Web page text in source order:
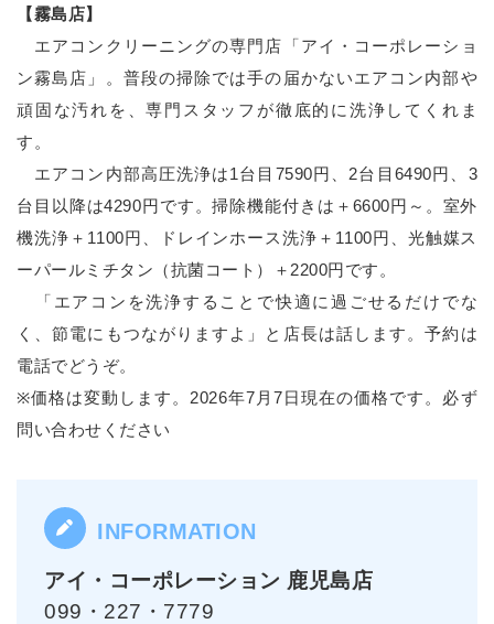
【霧島店】
エアコンクリーニングの専門店「アイ・コーポレーショ
ン霧島店」。普段の掃除では手の届かないエアコン内部や
頑固な汚れを、専門スタッフが徹底的に洗浄してくれま
す。
エアコン内部高圧洗浄は1台目7590円、2台目6490円、3
台目以降は4290円です。掃除機能付きは＋6600円～。室外
機洗浄＋1100円、ドレインホース洗浄＋1100円、光触媒ス
ーパールミチタン（抗菌コート）＋2200円です。
「エアコンを洗浄することで快適に過ごせるだけでな
く、節電にもつながりますよ」と店長は話します。予約は
電話でどうぞ。
※価格は変動します。2026年7月7日現在の価格です。必ず
問い合わせください
アイ・コーポレーション 鹿児島店
099・227・7779